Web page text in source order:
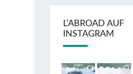
L’ABROAD AUF
INSTAGRAM